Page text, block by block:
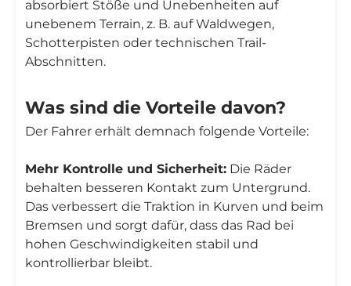
absorbiert Stöße und Unebenheiten auf
unebenem Terrain, z. B. auf Waldwegen,
Schotterpisten oder technischen Trail-
Abschnitten.
Was sind die Vorteile davon?
Der Fahrer erhält demnach folgende Vorteile:
Mehr Kontrolle und Sicherheit: Die Räder
behalten besseren Kontakt zum Untergrund.
Das verbessert die Traktion in Kurven und beim
Bremsen und sorgt dafür, dass das Rad bei
hohen Geschwindigkeiten stabil und
kontrollierbar bleibt.